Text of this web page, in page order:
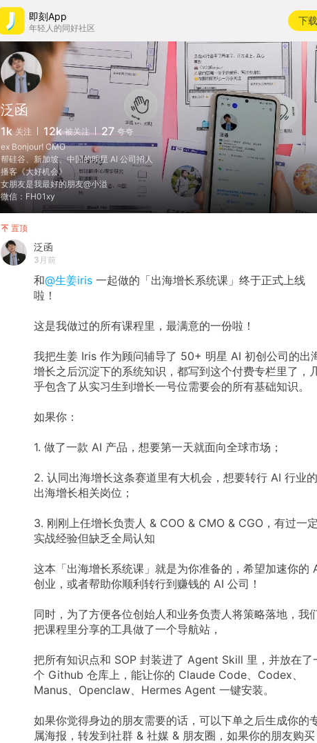
即刻App
年轻人的同好社区
下载
泛函
1k 关注 12k 被关注 27 夸夸
ex Bonjour! CMO
帮硅谷、新加坡、中国的明星 AI 公司招人
播客《大好机会》
女朋友是我最好的朋友@小溢
微信：FH01xy
置顶
泛函
3月前
和@生姜iris 一起做的「出海增长系统课」终于正式上线
啦！
这是我做过的所有课程里，最满意的一份啦！
我把生姜 Iris 作为顾问辅导了 50+ 明星 AI 初创公司的出
增长之后沉淀下的系统知识，都写到这个付费专栏里了，
乎包含了从实习生到增长一号位需要会的所有基础知识。
如果你：
1. 做了一款 AI 产品，想要第一天就面向全球市场；
2. 认同出海增长这条赛道里有大机会，想要转行 AI 行业的
出海增长相关岗位；
3. 刚刚上任增长负责人 & COO & CMO & CGO，有过一
实战经验但缺乏全局认知
这本「出海增长系统课」就是为你准备的，希望加速你的
创业，或者帮助你顺利转行到赚钱的 AI 公司！
同时，为了方便各位创始人和业务负责人将策略落地，我
把课程里分享的工具做了一个导航站，
把所有知识点和 SOP 封装进了 Agent Skill 里，并放在了
个 Github 仓库上，能让你的 Claude Code、Codex、
Manus、Openclaw、Hermes Agent 一键安装。
如果你觉得身边的朋友需要的话，可以下单之后生成你的
属海报，转发到社群 & 社媒 & 朋友圈，如果你的朋友购买